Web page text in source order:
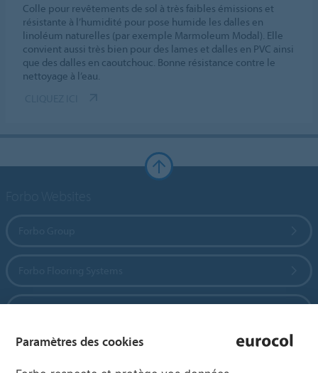
Colle pour revêtements de sol à très faibles émissions et
résistante à l’humidité pour pose humide les dalles en
linoléum naturelles (par exemple Marmoleum Modal). Elle
convient aussi très bien pour des lames et dalles en PVC ainsi
que des dalles en caoutchouc. Bonne résistance contre le
nettoyage à l’eau.
Paramètres des cookies